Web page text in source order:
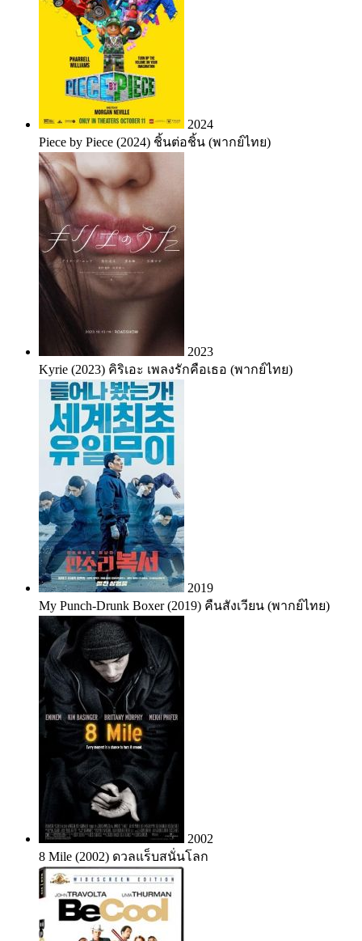
2024
Piece by Piece (2024) ชิ้นต่อชิ้น (พากย์ไทย)
2023
Kyrie (2023) คิริเอะ เพลงรักคือเธอ (พากย์ไทย)
2019
My Punch-Drunk Boxer (2019) คืนสังเวียน (พากย์ไทย)
2002
8 Mile (2002) ดวลแร็บสนั่นโลก